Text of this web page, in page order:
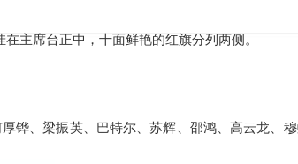
主席台正中，十面鲜艳的红旗分列两侧。
铧、梁振英、巴特尔、苏辉、邵鸿、高云龙、